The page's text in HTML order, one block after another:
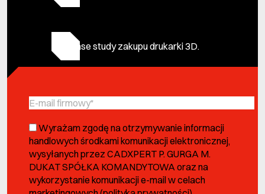
Case study zakupu drukarki 3D.
Wyrażam zgodę na otrzymywanie informacji
handlowych środkami komunikacji elektronicznej,
wysyłanych przez CADXPERT P. GURGA M.
DUKAT SPÓŁKA KOMANDYTOWA oraz na
wykorzystanie komunikacji e-mail w celach